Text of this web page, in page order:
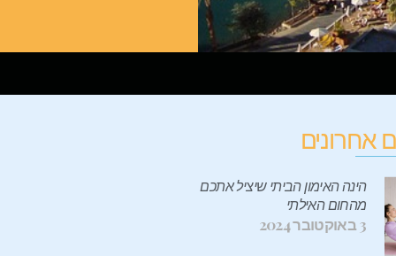
אחרונים
הינה האימון הביתי שיציל אתכם
מהחום האילתי
3 באוקטובר 2024